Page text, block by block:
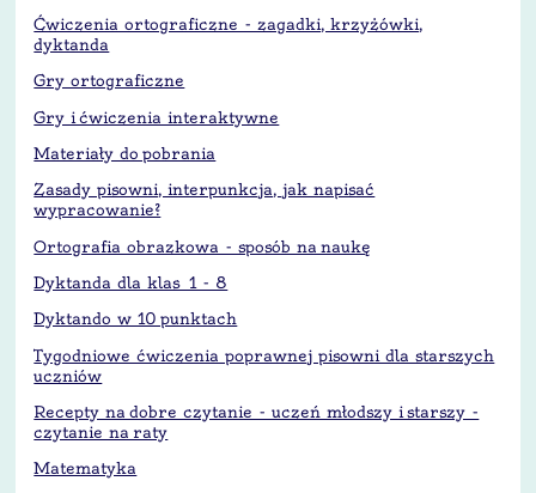
Ćwiczenia ortograficzne - zagadki, krzyżówki,
dyktanda
Gry ortograficzne
Gry i ćwiczenia interaktywne
Materiały do pobrania
Zasady pisowni, interpunkcja, jak napisać
wypracowanie?
Ortografia obrazkowa - sposób na naukę
Dyktanda dla klas 1 - 8
Dyktando w 10 punktach
Tygodniowe ćwiczenia poprawnej pisowni dla starszych
uczniów
Recepty na dobre czytanie - uczeń młodszy i starszy -
czytanie na raty
Matematyka